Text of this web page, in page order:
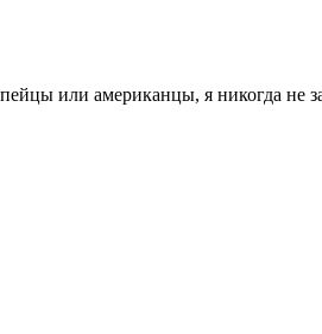
или американцы, я никогда не